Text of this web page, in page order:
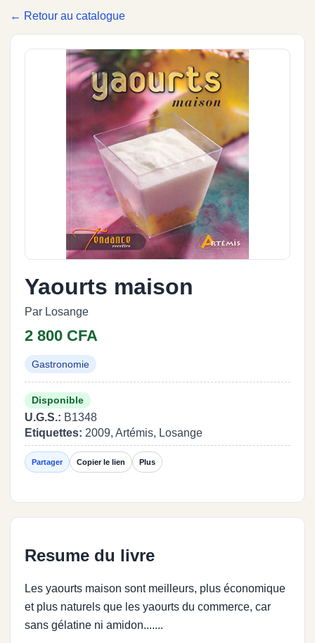
← Retour au catalogue
Yaourts maison
Par Losange
2 800 CFA
Gastronomie
Disponible
U.G.S.: B1348
Etiquettes: 2009, Artémis, Losange
Partager Copier le lien Plus
Resume du livre
Les yaourts maison sont meilleurs, plus économique
et plus naturels que les yaourts du commerce, car
sans gélatine ni amidon.......